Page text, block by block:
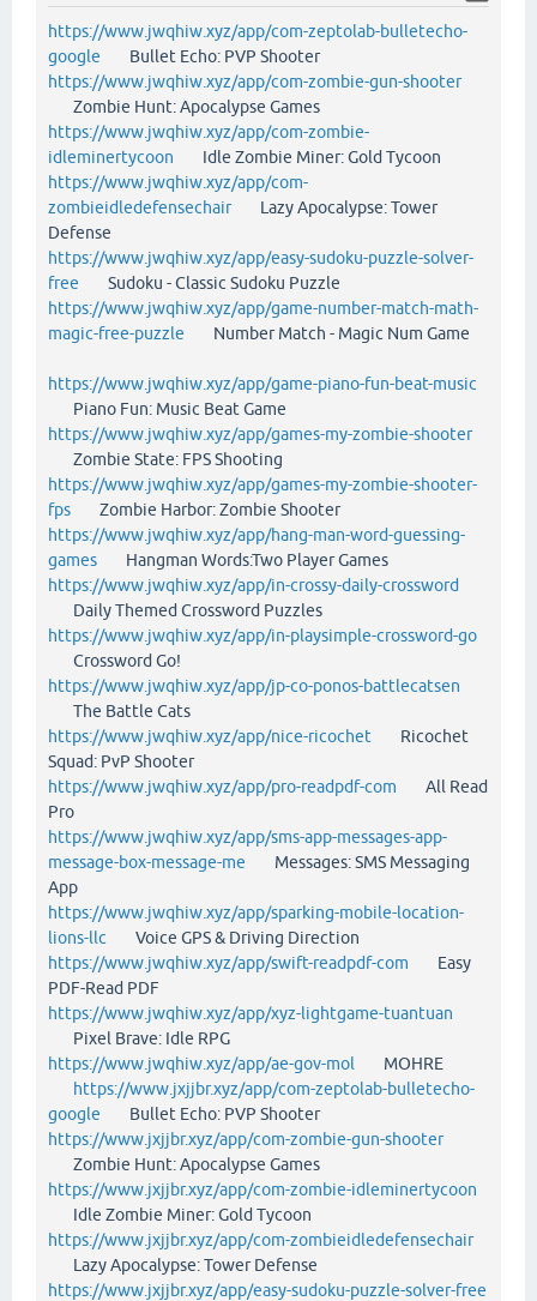
https://www.jwqhiw.xyz/app/com-zeptolab-bulletecho-
google Bullet Echo: PVP Shooter
https://www.jwqhiw.xyz/app/com-zombie-gun-shooter
Zombie Hunt: Apocalypse Games
https://www.jwqhiw.xyz/app/com-zombie-
idleminertycoon Idle Zombie Miner: Gold Tycoon
https://www.jwqhiw.xyz/app/com-
zombieidledefensechairLazy Apocalypse: Tower
Defense
https://www.jwqhiw.xyz/app/easy-sudoku-puzzle-solver-
free Sudoku - Classic Sudoku Puzzle
https://www.jwqhiw.xyz/app/game-number-match-math-
magic-free-puzzle Number Match - Magic Num Game
https://www.jwqhiw.xyz/app/game-piano-fun-beat-music
Piano Fun: Music Beat Game
https://www.jwqhiw.xyz/app/games-my-zombie-shooter
Zombie State: FPS Shooting
https://www.jwqhiw.xyz/app/games-my-zombie-shooter-
fps Zombie Harbor: Zombie Shooter
https://www.jwqhiw.xyz/app/hang-man-word-guessing-
games Hangman Words:Two Player Games
https://www.jwqhiw.xyz/app/in-crossy-daily-crossword
Daily Themed Crossword Puzzles
https://www.jwqhiw.xyz/app/in-playsimple-crossword-go
Crossword Go!
https://www.jwqhiw.xyz/app/jp-co-ponos-battlecatsen
The Battle Cats
https://www.jwqhiw.xyz/app/nice-ricochet Ricochet
Squad: PvP Shooter
https://www.jwqhiw.xyz/app/pro-readpdf-com All Read
Pro
https://www.jwqhiw.xyz/app/sms-app-messages-app-
message-box-message-me Messages: SMS Messaging
App
https://www.jwqhiw.xyz/app/sparking-mobile-location-
lions-llc Voice GPS & Driving Direction
https://www.jwqhiw.xyz/app/swift-readpdf-com Easy
PDF-Read PDF
https://www.jwqhiw.xyz/app/xyz-lightgame-tuantuan
Pixel Brave: Idle RPG
https://www.jwqhiw.xyz/app/ae-gov-mol MOHRE
https://www.jxjjbr.xyz/app/com-zeptolab-bulletecho-
google Bullet Echo: PVP Shooter
https://www.jxjjbr.xyz/app/com-zombie-gun-shooter
Zombie Hunt: Apocalypse Games
https://www.jxjjbr.xyz/app/com-zombie-idleminertycoon
Idle Zombie Miner: Gold Tycoon
https://www.jxjjbr.xyz/app/com-zombieidledefensechair
Lazy Apocalypse: Tower Defense
https://www.jxjjbr.xyz/app/easy-sudoku-puzzle-solver-free